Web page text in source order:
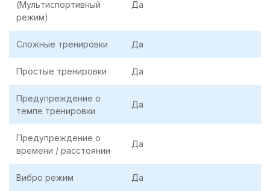
(Мультиспортивный
режим)
Да
Сложные тренировки Да
Простые тренировки Да
Предупреждение о
темпе тренировки
Да
Предупреждение о
времени / расстоянии
Да
Вибро режим Да